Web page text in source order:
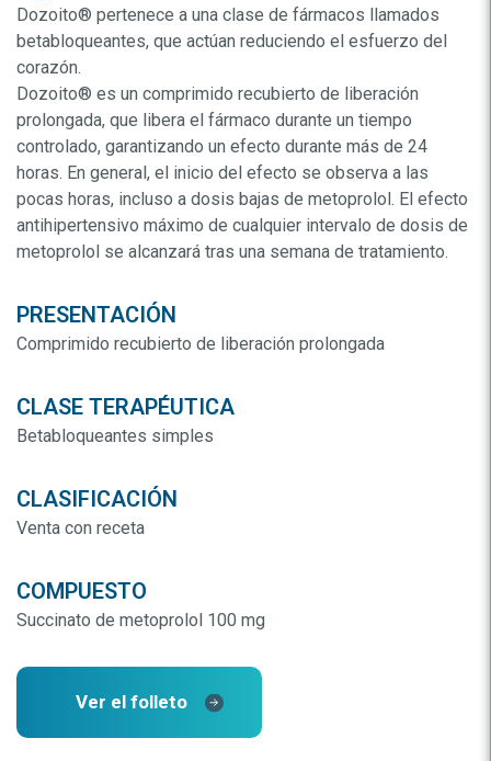
Dozoito® pertenece a una clase de fármacos llamados
betabloqueantes, que actúan reduciendo el esfuerzo del
corazón.
Dozoito® es un comprimido recubierto de liberación
prolongada, que libera el fármaco durante un tiempo
controlado, garantizando un efecto durante más de 24
horas. En general, el inicio del efecto se observa a las
pocas horas, incluso a dosis bajas de metoprolol. El efecto
antihipertensivo máximo de cualquier intervalo de dosis de
metoprolol se alcanzará tras una semana de tratamiento.
PRESENTACIÓN
Comprimido recubierto de liberación prolongada
CLASE TERAPÉUTICA
Betabloqueantes simples
CLASIFICACIÓN
Venta con receta
COMPUESTO
Succinato de metoprolol 100 mg
Ver el folleto